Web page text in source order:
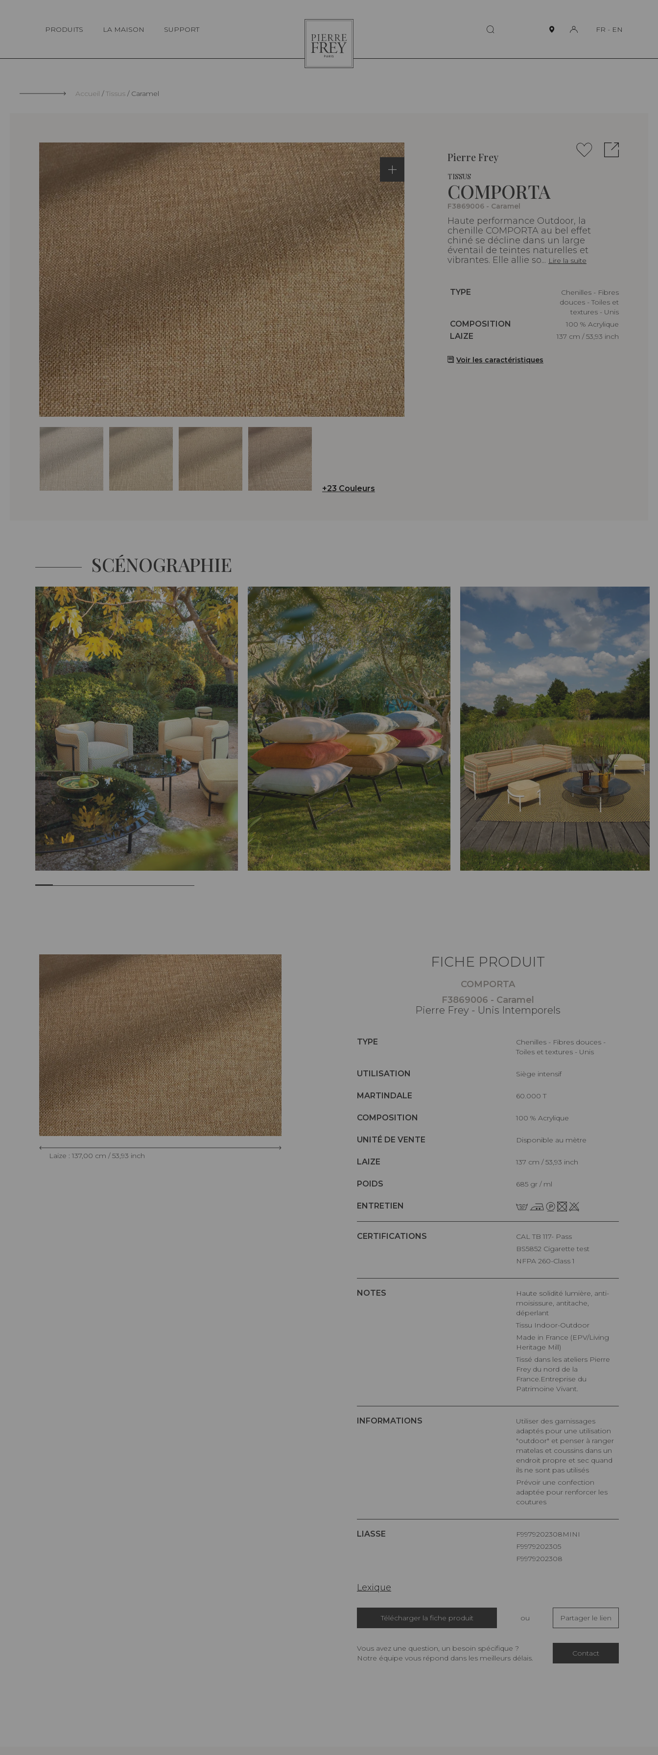
PRODUITS LA MAISON SUPPORT
Pierre
Frey
FR - EN
Accueil Tissus Caramel
+23 Couleurs
Pierre Frey
TISSUS
COMPORTA
F3869006 - Caramel
Haute performance Outdoor, la
chenille COMPORTA au bel effet
chiné se décline dans un large
éventail de teintes naturelles et
vibrantes. Elle allie so... Lire la suite
Caractéristiques
TYPE
Chenilles - Fibres
douces - Toiles et
textures - Unis
Caractéristiques
COMPOSITION
100 % Acrylique
Caractéristiques
LAIZE 137 cm / 53,93 inch
Voir les caractéristiques
SCÉNOGRAPHIE
Laize : 137,00 cm / 53,93 inch
FICHE PRODUIT
COMPORTA
F3869006 - Caramel
Pierre Frey - Unis Intemporels
TYPE
Chenilles - Fibres douces -
Toiles et textures - Unis
UTILISATION Siège intensif
MARTINDALE 60.000 T
COMPOSITION 100 % Acrylique
UNITÉ DE VENTE Disponible au mètre
LAIZE 137 cm / 53,93 inch
POIDS 685 gr / ml
ENTRETIEN
CERTIFICATIONS
CAL TB 117- Pass
BS5852 Cigarette test
NFPA 260-Class 1
NOTES
Haute solidité lumière, anti-
moisissure, antitache,
déperlant
Tissu Indoor-Outdoor
Made in France (EPV/Living
Heritage Mill)
Tissé dans les ateliers Pierre
Frey du nord de la
France.Entreprise du
Patrimoine Vivant.
INFORMATIONS
Utiliser des garnissages
adaptés pour une utilisation
"outdoor" et penser à ranger
matelas et coussins dans un
endroit propre et sec quand
ils ne sont pas utilisés
Prévoir une confection
adaptée pour renforcer les
coutures
LIASSE
F9979202308MINI
F9979202305
F9979202308
Lexique
Télécharger la fiche produit ou Partager le lien
Vous avez une question, un besoin spécifique ?
Notre équipe vous répond dans les meilleurs délais.
Contact